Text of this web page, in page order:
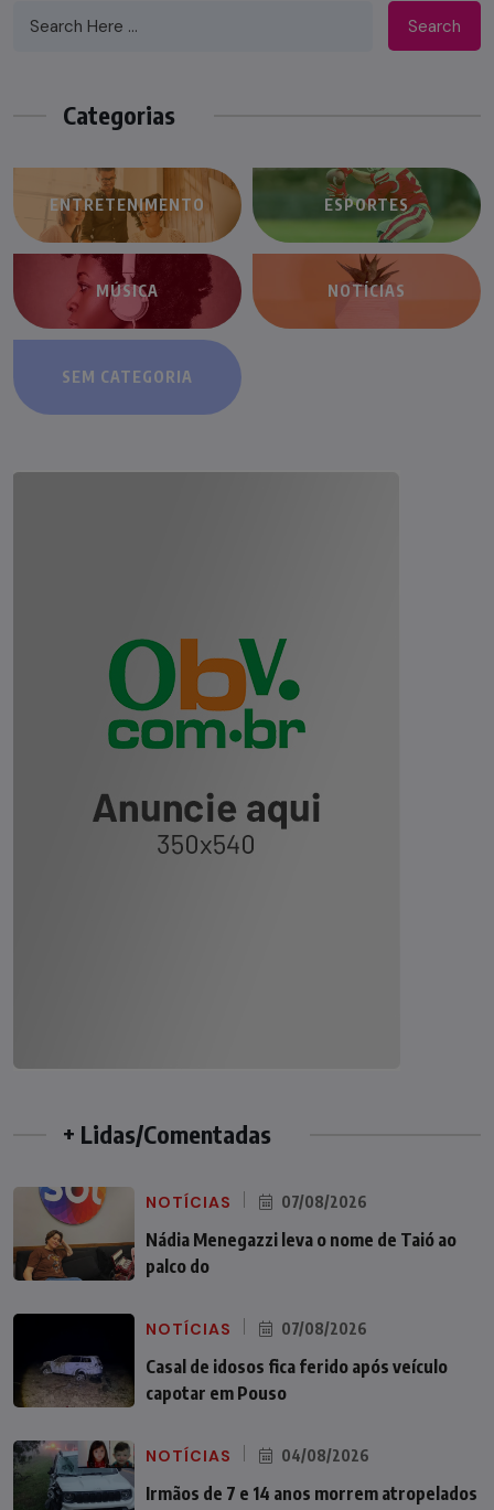
Search
Categorias
ENTRETENIMENTO ESPORTES
MÚSICA NOTÍCIAS
SEM CATEGORIA
+ Lidas/Comentadas
NOTÍCIAS 07/08/2026
Nádia Menegazzi leva o nome de Taió ao
palco do
NOTÍCIAS 07/08/2026
Casal de idosos fica ferido após veículo
capotar em Pouso
NOTÍCIAS 04/08/2026
Irmãos de 7 e 14 anos morrem atropelados